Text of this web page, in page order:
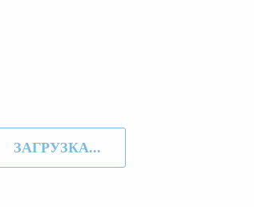
ЗАГРУЗКА...